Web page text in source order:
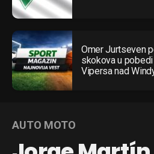
Omer Jurtseven
skokova u
Vipersa nad
AUTO MOTO